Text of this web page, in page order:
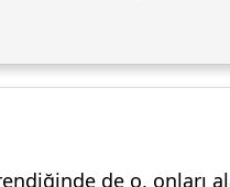
de o, onları